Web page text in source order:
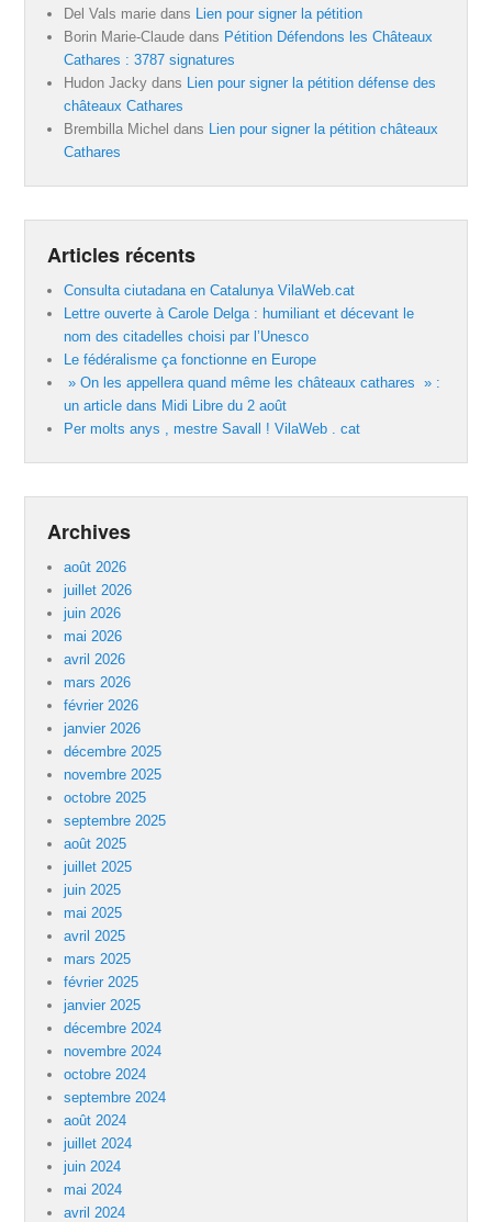
Del Vals marie dans
Lien pour signer la pétition
Borin Marie-Claude dans Pétition Défendons les Châteaux
Cathares : 3787 signatures
Hudon Jacky dans
Lien pour signer la pétition défense des
châteaux Cathares
Brembilla Michel dans
Lien pour signer la pétition châteaux
Cathares
Articles récents
Consulta ciutadana en Catalunya VilaWeb.cat
Lettre ouverte à Carole Delga : humiliant et décevant le
nom des citadelles choisi par l’Unesco
Le fédéralisme ça fonctionne en Europe
» On les appellera quand même les châteaux cathares » :
un article dans Midi Libre du 2 août
Per molts anys , mestre Savall ! VilaWeb . cat
Archives
août 2026
juillet 2026
juin 2026
mai 2026
avril 2026
mars 2026
février 2026
janvier 2026
décembre 2025
novembre 2025
octobre 2025
septembre 2025
août 2025
juillet 2025
juin 2025
mai 2025
avril 2025
mars 2025
février 2025
janvier 2025
décembre 2024
novembre 2024
octobre 2024
septembre 2024
août 2024
juillet 2024
juin 2024
mai 2024
avril 2024